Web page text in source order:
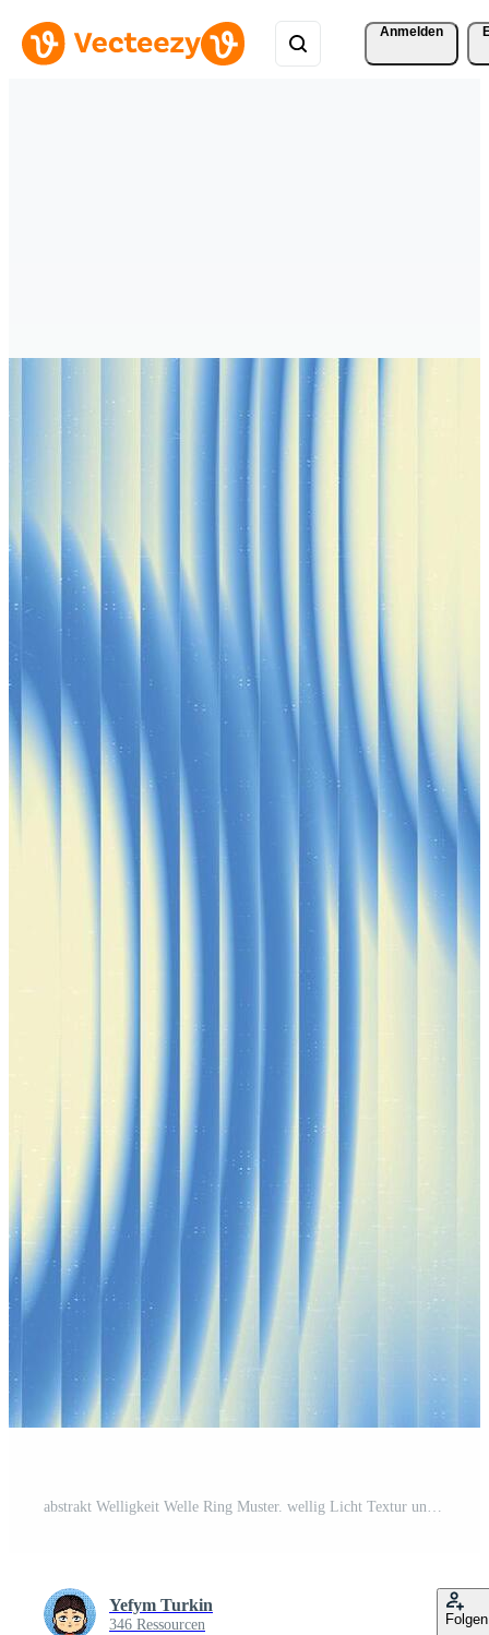
Anmelden
abstrakt Welligkeit Welle Ring Muster. wellig Licht Textur und Sanft Gradient Wellen auf Sahne Hintergrund. modern ästhetisch wellig Glas Linien mit Flüssigkeit verwischen Wirkung. minimalistisch Verzerrung fließen Hintergrund Pro Vektor
Yefym Turkin
346 Ressourcen Folgen